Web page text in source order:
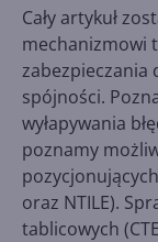
Cały artykuł
mechanizmowi
zabezpieczania
spójności.
wyłapywania
poznamy
pozycjonujących
oraz NTILE).
tablicowych